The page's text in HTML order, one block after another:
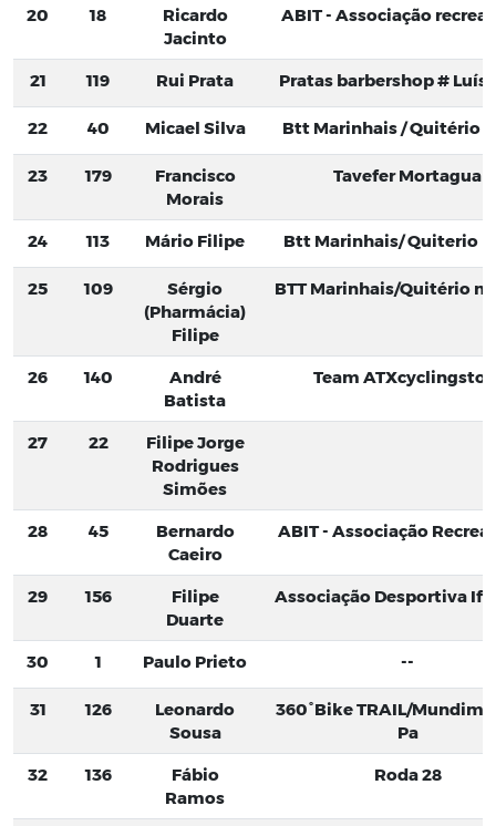
20 18
Ricardo
Jacinto
ABIT - Associação
21 119 Rui Prata Pratas barbershop # Luís
22 40 Micael Silva Btt Marinhais / Quitério
23 179
Francisco
Morais
Tavefer Mortagua
24 113 Mário Filipe Btt Marinhais/ Quiterio
25 109
Sérgio
(Pharmácia)
Filipe
BTT Marinhais/Quitério
26 140
André
Batista
Team
27 22
Filipe Jorge
Rodrigues
Simões
28
45
Bernardo
Caeiro
ABIT - Associação
29 156
Filipe
Duarte
Associação Desportiva
30 1 Paulo Prieto --
31 126
Leonardo
Sousa
360°Bike TRAIL/
Pa
32
136
Fábio
Ramos
Roda 28